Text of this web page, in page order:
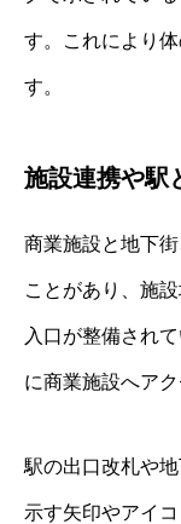
す。これにより
す。
施設連携や駅
商業施設と地下
ことがあり、施
入口が整備され
に商業施設へア
駅の出口改札や
示す矢印やアイ